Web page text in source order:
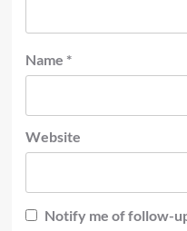
Name *
Website
Notify me of follow-